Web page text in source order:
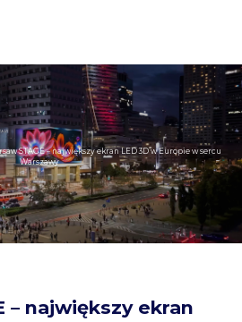
STAGE – największy ekran LED 3D w Europie w sercu
Warszawy
– największy ekran